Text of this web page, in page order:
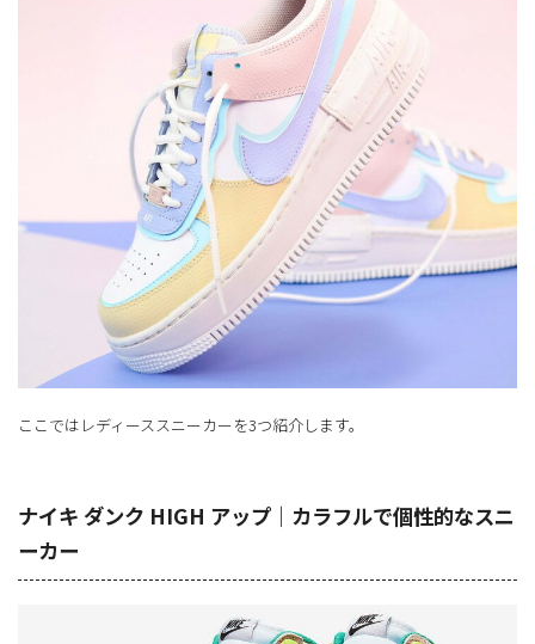
ここではレディーススニーカーを3つ紹介します。
ナイキ ダンク HIGH アップ｜カラフルで個性的なスニ
ーカー